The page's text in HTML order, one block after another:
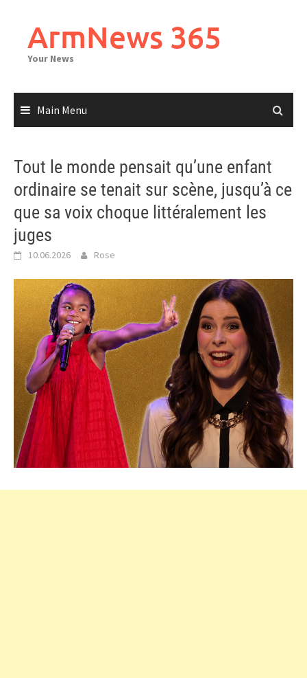
contentArmNews 365
Your News
Main Menu
Tout le monde pensait qu’une enfant
ordinaire se tenait sur scène, jusqu’à ce
que sa voix choque littéralement les
juges
10.06.2026 Rose